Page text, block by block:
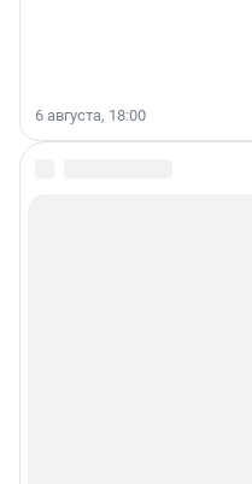
6 августа, 18:00